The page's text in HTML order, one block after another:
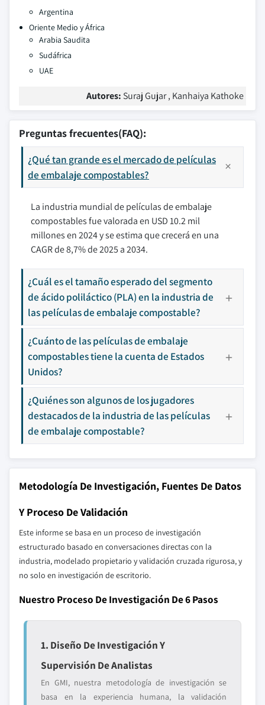
Argentina
Oriente Medio y África
Arabia Saudita
Sudáfrica
UAE
Autores: Suraj Gujar , Kanhaiya Kathoke
Preguntas frecuentes(FAQ):
¿Qué tan grande es el mercado de películas
de embalaje compostables?
La industria mundial de películas de embalaje
compostables fue valorada en USD 10.2 mil
millones en 2024 y se estima que crecerá en una
CAGR de 8,7% de 2025 a 2034.
¿Cuál es el tamaño esperado del segmento
de ácido poliláctico (PLA) en la industria de
las películas de embalaje compostable?
¿Cuánto de las películas de embalaje
compostables tiene la cuenta de Estados
Unidos?
¿Quiénes son algunos de los jugadores
destacados de la industria de las películas
de embalaje compostable?
Metodología De Investigación, Fuentes De Datos
Y Proceso De Validación
Este informe se basa en un proceso de investigación
estructurado basado en conversaciones directas con la
industria, modelado propietario y validación cruzada rigurosa, y
no solo en investigación de escritorio.
Nuestro Proceso De Investigación De 6 Pasos
1. Diseño De Investigación Y
Supervisión De Analistas
En GMI, nuestra metodología de investigación se
basa en la experiencia humana, la validación